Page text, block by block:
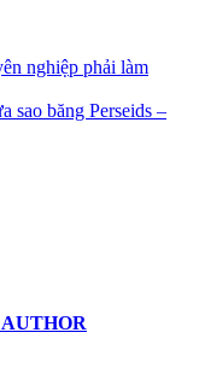
nghiệp phải làm
sao băng Perseids –